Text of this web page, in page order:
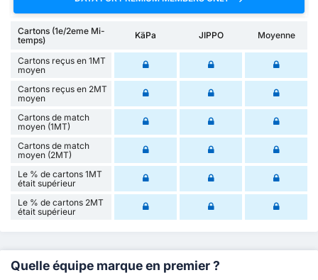
Cartons (1e/2eme Mi-
temps)
KäPa JIPPO Moyenne
Cartons reçus en 1MT
moyen
Cartons reçus en 2MT
moyen
Cartons de match
moyen (1MT)
Cartons de match
moyen (2MT)
Le % de cartons 1MT
était supérieur
Le % de cartons 2MT
était supérieur
Quelle équipe marque en premier ?